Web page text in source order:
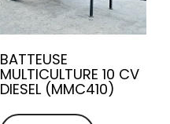
BATTEUSE
MULTICULTURE 10 CV
DIESEL (MMC410)